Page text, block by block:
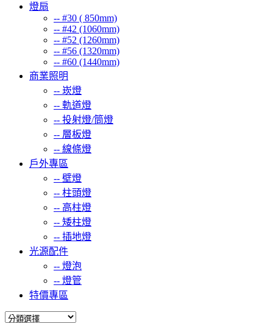
燈扇
-- #30 ( 850mm)
-- #42 (1060mm)
-- #52 (1260mm)
-- #56 (1320mm)
-- #60 (1440mm)
商業照明
-- 崁燈
-- 軌道燈
-- 投射燈/筒燈
-- 層板燈
-- 線條燈
戶外專區
-- 壁燈
-- 柱頭燈
-- 高柱燈
-- 矮柱燈
-- 插地燈
光源配件
-- 燈泡
-- 燈管
特價專區